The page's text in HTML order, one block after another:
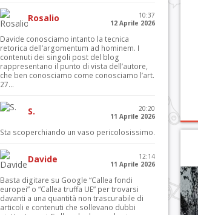
Rosalio
10:37
12 Aprile 2026
Davide conosciamo intanto la tecnica
retorica dell’argomentum ad hominem. I
contenuti dei singoli post del blog
rappresentano il punto di vista dell’autore,
che ben conosciamo come conosciamo l’art.
27...
S.
20:20
11 Aprile 2026
Sta scoperchiando un vaso pericolosissimo.
Davide
12:14
11 Aprile 2026
Basta digitare su Google “Callea fondi
europei” o “Callea truffa UE” per trovarsi
davanti a una quantità non trascurabile di
articoli e contenuti che sollevano dubbi